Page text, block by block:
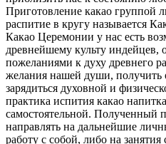
Приготовление какао группой
распитие в кругу называется
Какао Церемонии у нас есть
древнейшему культу индейцев,
пожеланиями к духу древнего
желания нашей души, получить
зарядиться духовной и
практика испития какао
самостоятельной. Полученный
направлять на дальнейшие
работу с собой, либо на